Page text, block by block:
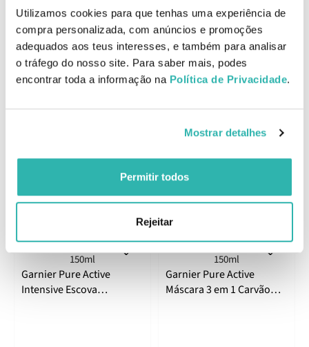
Utilizamos cookies para que tenhas uma experiência de
compra personalizada, com anúncios e promoções
adequados aos teus interesses, e também para analisar
o tráfego do nosso site. Para saber mais, podes
encontrar toda a informação na Política de Privacidade.
Mostrar detalhes
Permitir todos
Rejeitar
EAN: 3600540710611
Informações de Segurança
Informações de Fabricante
Produtos Relacionados
Garnier Pure Active
Intensive Escova
Garnier Pure Active
Máscara 3 em 1 Carvão